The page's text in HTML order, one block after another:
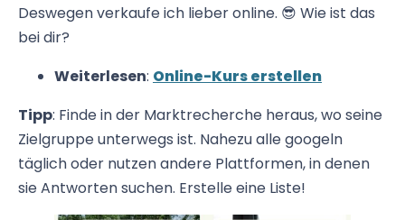
Deswegen verkaufe ich lieber online. 😎 Wie ist das
bei dir?
Weiterlesen: Online-Kurs erstellen
Tipp: Finde in der Marktrecherche heraus, wo seine
Zielgruppe unterwegs ist. Nahezu alle googeln
täglich oder nutzen andere Plattformen, in denen
sie Antworten suchen. Erstelle eine Liste!